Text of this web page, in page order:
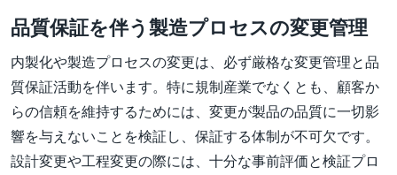
品質保証を伴う製造プロセスの変更管理
内製化や製造プロセスの変更は、必ず厳格な変更管理と品
質保証活動を伴います。特に規制産業でなくとも、顧客か
らの信頼を維持するためには、変更が製品の品質に一切影
響を与えないことを検証し、保証する体制が不可欠です。
設計変更や工程変更の際には、十分な事前評価と検証プロ